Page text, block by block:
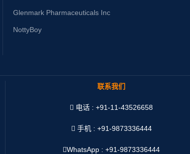
Glenmark Pharmaceuticals Inc
NottyBoy
联系我们
电话 : +91-11-43526658
手机 : +91-9873336444
WhatsApp :+91-9873336444